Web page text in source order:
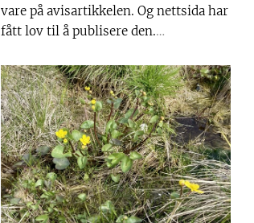
vare på avisartikkelen. Og nettsida har
fått lov til å publisere den.